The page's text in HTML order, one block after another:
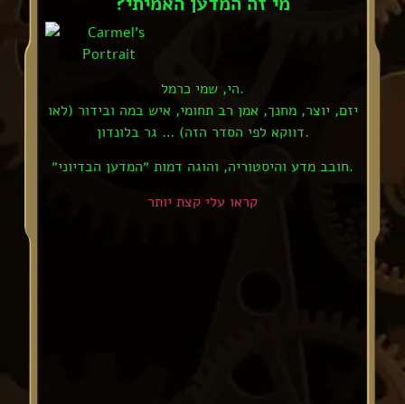
הי, שמי כרמל.
יזם, יוצר, מחנך, אמן רב תחומי, איש במה ובידור (לאו
דווקא לפי הסדר הזה) … גר בלונדון.
חובב מדע והיסטוריה, והוגה דמות ״המדען הבדיוני״.
קראו עלי קצת יותר